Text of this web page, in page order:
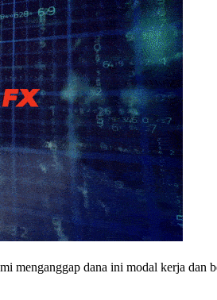
menganggap dana ini modal kerja dan